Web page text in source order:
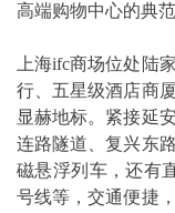
高端购物中心的典范
上海ifc商场位处陆
行、五星级酒店商
显赫地标。紧接延
连路隧道、复兴东
磁悬浮列车，还有
号线等，交通便捷